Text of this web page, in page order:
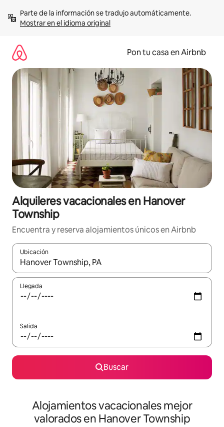
contenidoMostrar en el idioma original
Pon tu casa en Airbnb
Alquileres vacacionales en Hanover
Township
Encuentra y reserva alojamientos únicos en Airbnb
Ubicación
Cuando los resultados estén disponibles, navega con las
Llegada
Salida
Buscar
Alojamientos vacacionales mejor
valorados en Hanover Township